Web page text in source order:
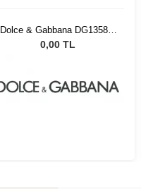
Dolce & Gabbana DG1358 2
54
0,00 TL